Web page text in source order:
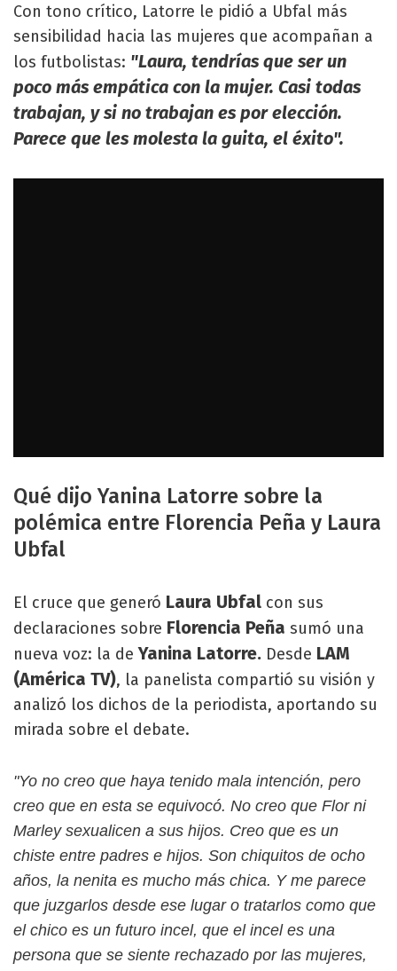
Con tono crítico, Latorre le pidió a Ubfal más
sensibilidad hacia las mujeres que acompañan a
los futbolistas: "Laura, tendrías que ser un
poco más empática con la mujer. Casi todas
trabajan, y si no trabajan es por elección.
Parece que les molesta la guita, el éxito".
Qué dijo Yanina Latorre sobre la
polémica entre Florencia Peña y Laura
Ubfal
El cruce que generó Laura Ubfal con sus
declaraciones sobre Florencia Peña sumó una
nueva voz: la deYanina Latorre. Desde LAM
(América TV), la panelista compartió su visión y
analizó los dichos de la periodista, aportando su
mirada sobre el debate.
"Yo no creo que haya tenido mala intención, pero
creo que en esta se equivocó. No creo que Flor ni
Marley sexualicen a sus hijos. Creo que es un
chiste entre padres e hijos. Son chiquitos de ocho
años, la nenita es mucho más chica. Y me parece
que juzgarlos desde ese lugar o tratarlos como que
el chico es un futuro incel, que el incel es una
persona que se siente rechazado por las mujeres,